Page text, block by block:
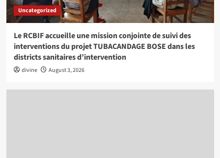
Uncategorized
Le RCBIF accueille une mission conjointe de suivi des
interventions du projet TUBACANDAGE BOSE dans les
districts sanitaires d’intervention
divine August 3, 2026